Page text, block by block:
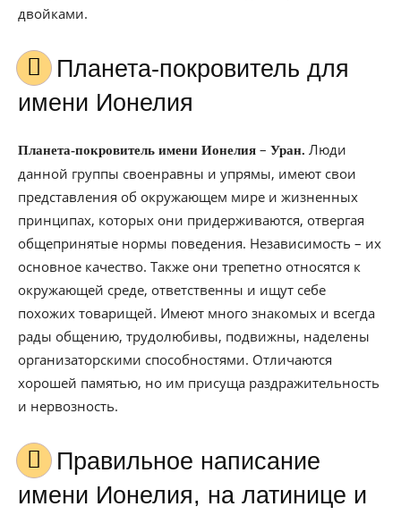
двойками.
Планета-покровитель для
имени Ионелия
Планета-покровитель имени Ионелия – Уран. Люди
данной группы своенравны и упрямы, имеют свои
представления об окружающем мире и жизненных
принципах, которых они придерживаются, отвергая
общепринятые нормы поведения. Независимость – их
основное качество. Также они трепетно относятся к
окружающей среде, ответственны и ищут себе
похожих товарищей. Имеют много знакомых и всегда
рады общению, трудолюбивы, подвижны, наделены
организаторскими способностями. Отличаются
хорошей памятью, но им присуща раздражительность
и нервозность.
Правильное написание
имени Ионелия, на латинице и